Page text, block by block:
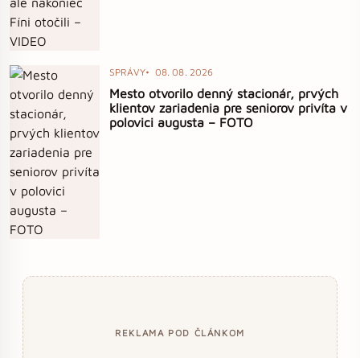
SPRÁVY 08. 08. 2026
Mesto otvorilo denný stacionár, prvých
klientov zariadenia pre seniorov privíta v
polovici augusta – FOTO
REKLAMA POD ČLÁNKOM